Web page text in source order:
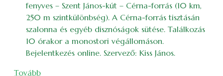
fenyves – Szent János-kút – Cérna-forrás (10 km,
250 m szintkülönbség). A Cérna-forrás tisztásán
szalonna és egyéb disznóságok sütése. Találkozás
10 órakor a monostori végállomáson.
Bejelentkezés online. Szervező: Kiss János.
Tovább(2026. márciusi bakancslista)